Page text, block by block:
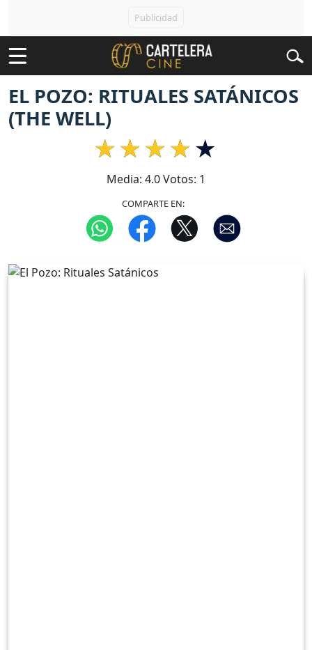
EL POZO: RITUALES SATÁNICOS
(THE WELL)
Media: 4.0Votos: 1
COMPARTE EN: